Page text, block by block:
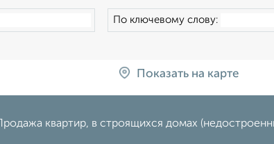
По ключевому слову:
Показать на карте
Продажа квартир, в строящихся домах